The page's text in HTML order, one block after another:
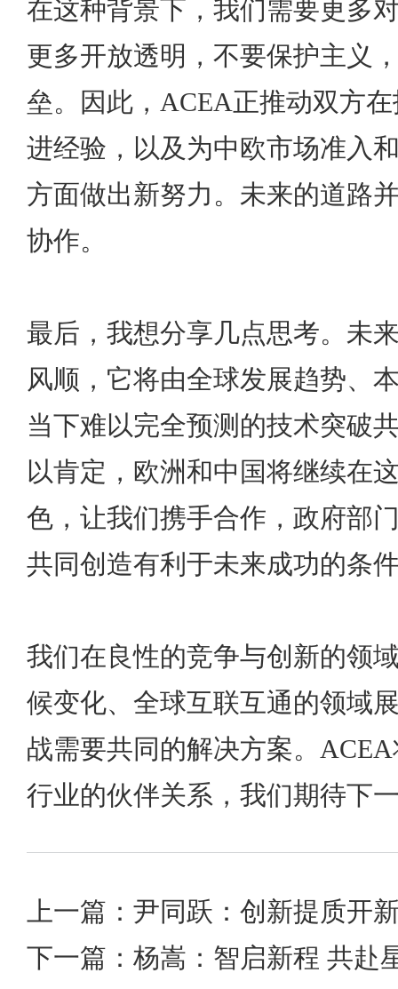
在这种背景下，我们需要更多
更多开放透明，不要保护主义
垒。因此，ACEA正推动双方
进经验，以及为中欧市场准入
方面做出新努力。未来的道路
协作。
最后，我想分享几点思考。未
风顺，它将由全球发展趋势、
当下难以完全预测的技术突破
以肯定，欧洲和中国将继续在
色，让我们携手合作，政府部
共同创造有利于未来成功的条
我们在良性的竞争与创新的领
候变化、全球互联互通的领域
战需要共同的解决方案。
行业的伙伴关系，我们期待下
上一篇：尹同跃：创新提质开
下一篇：杨嵩：智启新程 共赴